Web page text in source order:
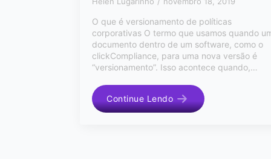
O que é versionamento de políticas
corporativas O termo que usamos quando
documento dentro de um software, como o
clickCompliance, para uma nova versão é
“versionamento”. Isso acontece quando,…
Continue Lendo